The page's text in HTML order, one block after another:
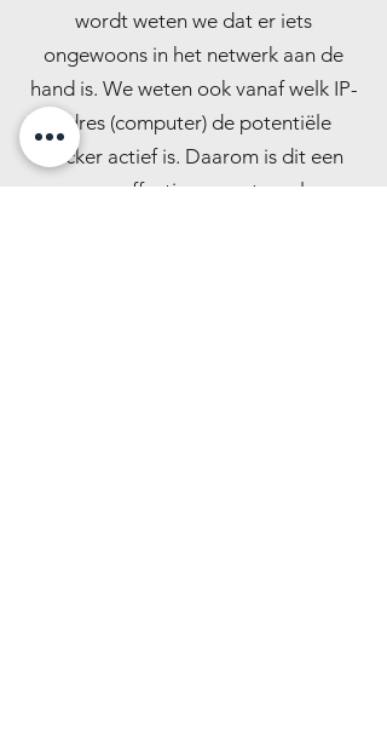
wordt weten we dat er iets
ongewoons in het netwerk aan de
hand is. We weten ook vanaf welk IP-
adres (computer) de potentiële
hacker actief is. Daarom is dit een
zeer effectieve maatregel.